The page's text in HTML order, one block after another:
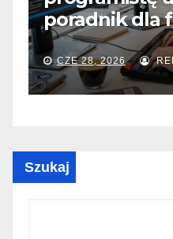
SIE 31,
Szukaj